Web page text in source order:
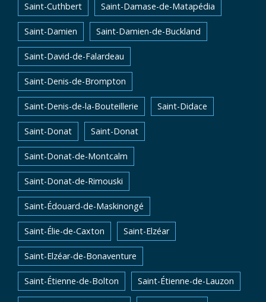
Saint-Cuthbert Saint-Damase-de-Matapédia
Saint-Damien Saint-Damien-de-Buckland
Saint-David-de-Falardeau
Saint-Denis-de-Brompton
Saint-Denis-de-la-Bouteillerie Saint-Didace
Saint-Donat Saint-Donat
Saint-Donat-de-Montcalm
Saint-Donat-de-Rimouski
Saint-Édouard-de-Maskinongé
Saint-Élie-de-Caxton Saint-Elzéar
Saint-Elzéar-de-Bonaventure
Saint-Étienne-de-Bolton Saint-Étienne-de-Lauzon